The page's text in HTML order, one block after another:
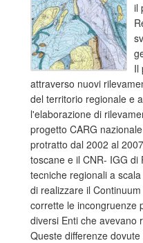
il
Il
attraverso nuovi
del territorio regionale e
l'elaborazione di
progetto CARG
protratto dal 2002 al
toscane e il CNR- IGG
tecniche regionali a
di realizzare il
corrette le incongruenze
diversi Enti che avevano
Queste differenze